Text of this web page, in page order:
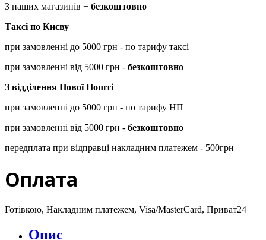
З наших магазинів − безкоштовно
Таксі по Києву
при замовленні до 5000 грн - по тарифу таксі
при замовленні від 5000 грн - безкоштовно
З відділення Нової Пошті
при замовленні до 5000 грн - по тарифу НП
при замовленні від 5000 грн - безкоштовно
передплата при відправці накладним платежем - 500грн
Оплата
Готівкою, Накладним платежем, Visa/MasterCard, Приват24
Опис